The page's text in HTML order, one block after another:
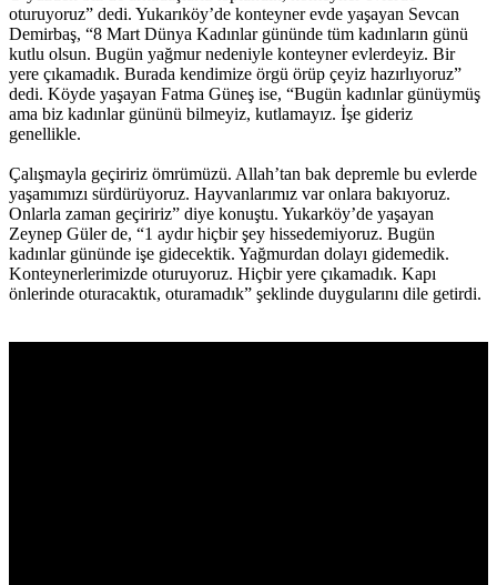
oturuyoruz” dedi. Yukarıköy’de konteyner evde yaşayan Sevcan
Demirbaş, “8 Mart Dünya Kadınlar gününde tüm kadınların günü
kutlu olsun. Bugün yağmur nedeniyle konteyner evlerdeyiz. Bir
yere çıkamadık. Burada kendimize örgü örüp çeyiz hazırlıyoruz”
dedi. Köyde yaşayan Fatma Güneş ise, “Bugün kadınlar günüymüş
ama biz kadınlar gününü bilmeyiz, kutlamayız. İşe gideriz
genellikle.
Çalışmayla geçiririz ömrümüzü. Allah’tan bak depremle bu evlerde
yaşamımızı sürdürüyoruz. Hayvanlarımız var onlara bakıyoruz.
Onlarla zaman geçiririz” diye konuştu. Yukarköy’de yaşayan
Zeynep Güler de, “1 aydır hiçbir şey hissedemiyoruz. Bugün
kadınlar gününde işe gidecektik. Yağmurdan dolayı gidemedik.
Konteynerlerimizde oturuyoruz. Hiçbir yere çıkamadık. Kapı
önlerinde oturacaktık, oturamadık” şeklinde duygularını dile getirdi.